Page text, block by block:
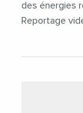
des énergies
Reportage